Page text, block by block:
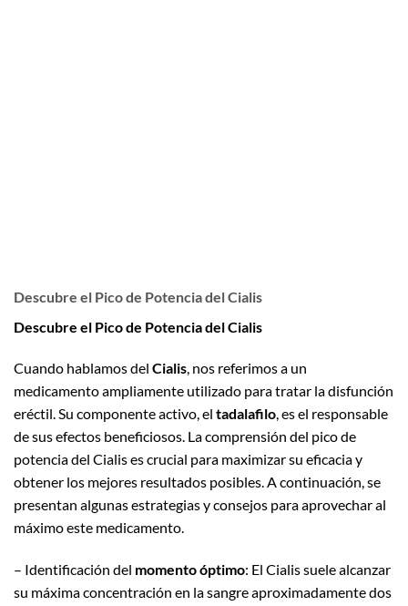
Descubre el Pico de Potencia del Cialis
Descubre el Pico de Potencia del Cialis
Cuando hablamos del Cialis, nos referimos a un
medicamento ampliamente utilizado para tratar la disfunción
eréctil. Su componente activo, el tadalafilo, es el responsable
de sus efectos beneficiosos. La comprensión del pico de
potencia del Cialis es crucial para maximizar su eficacia y
obtener los mejores resultados posibles. A continuación, se
presentan algunas estrategias y consejos para aprovechar al
máximo este medicamento.
– Identificación del momento óptimo: El Cialis suele alcanzar
su máxima concentración en la sangre aproximadamente dos